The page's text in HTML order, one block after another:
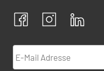
FacebookInstagram
personenbezogenen
E-Mail Adresse